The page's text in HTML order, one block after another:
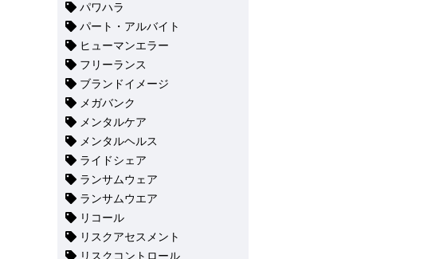
パワハラ
パート・アルバイト
ヒューマンエラー
フリーランス
ブランドイメージ
メガバンク
メンタルケア
メンタルヘルス
ライドシェア
ランサムウェア
ランサムウエア
リコール
リスクアセスメント
リスクコントロール